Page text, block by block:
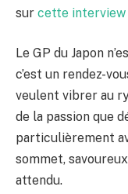
sur cette
Le GP du Japon
c’est un rendez-
veulent vibrer au
de la passion que
particulièrement
sommet,
attendu.